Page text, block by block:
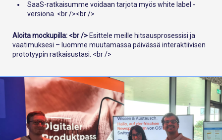
SaaS-ratkaisumme voidaan tarjota myös white label -
versiona. <br /><br />
Aloita mockupilla: <br /> Esittele meille hitsausprosessisi ja
vaatimuksesi – luomme muutamassa päivässä interaktiivisen
prototyypin ratkaisustasi. <br />